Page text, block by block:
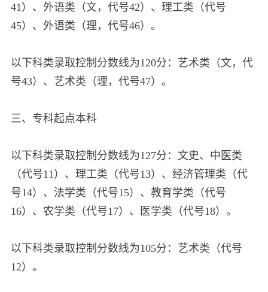
41）、外语类（文，代号42）、理工类（代号
45）、外语类（理，代号46）。
以下科类录取控制分数线为120分：艺术类（文，代
号43）、艺术类（理，代号47）。
三、专科起点本科
以下科类录取控制分数线为127分：文史、中医类
（代号11）、理工类（代号13）、经济管理类（代
号14）、法学类（代号15）、教育学类（代号
16）、农学类（代号17）、医学类（代号18）。
以下科类录取控制分数线为105分：艺术类（代号
12）。